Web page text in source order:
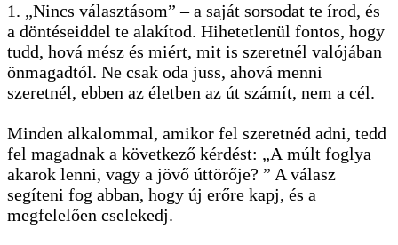
1. „Nincs választásom” – a saját sorsodat te írod, és
a döntéseiddel te alakítod. Hihetetlenül fontos, hogy
tudd, hová mész és miért, mit is szeretnél valójában
önmagadtól. Ne csak oda juss, ahová menni
szeretnél, ebben az életben az út számít, nem a cél.
Minden alkalommal, amikor fel szeretnéd adni, tedd
fel magadnak a következő kérdést: „A múlt foglya
akarok lenni, vagy a jövő úttörője? ” A válasz
segíteni fog abban, hogy új erőre kapj, és a
megfelelően cselekedj.